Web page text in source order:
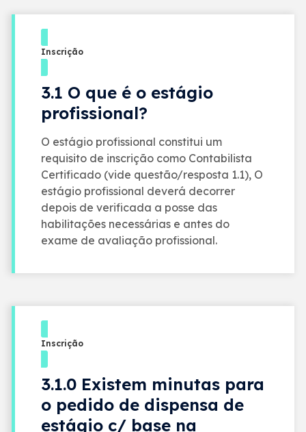
Inscrição
3.1 O que é o estágio
profissional?
O estágio profissional constitui um
requisito de inscrição como Contabilista
Certificado (vide questão/resposta 1.1), O
estágio profissional deverá decorrer
depois de verificada a posse das
habilitações necessárias e antes do
exame de avaliação profissional.
Inscrição
3.1.0 Existem minutas para
o pedido de dispensa de
estágio c/ base na